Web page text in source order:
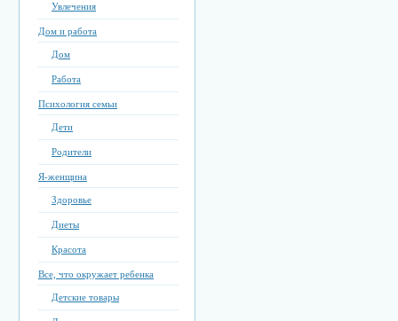
Увлечения
Дом и работа
Дом
Работа
Психология семьи
Дети
Родители
Я-женщина
Здоровье
Диеты
Красота
Все, что окружает ребенка
Детские товары